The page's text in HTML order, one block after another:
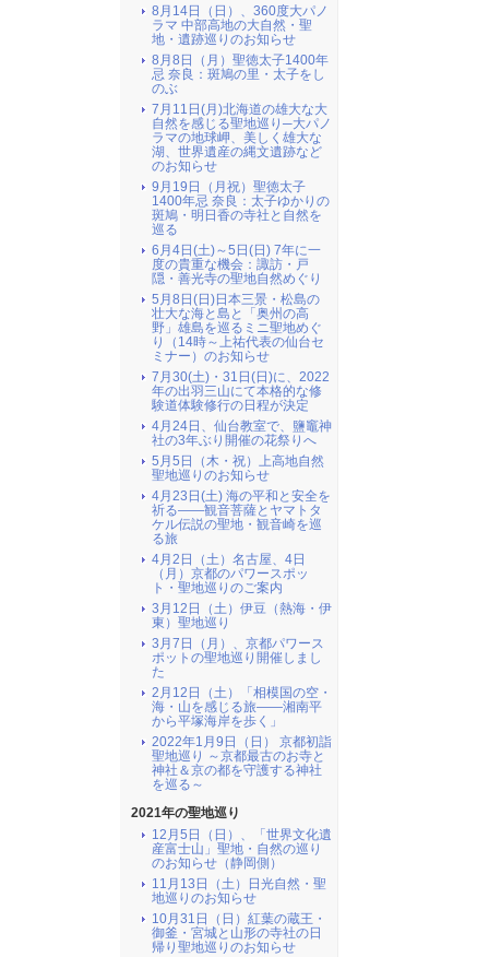
8月14日（日）、360度大パノ
ラマ 中部高地の大自然・聖
地・遺跡巡りのお知らせ
8月8日（月）聖徳太子1400年
忌 奈良：斑鳩の里・太子をし
のぶ
7月11日(月)北海道の雄大な大
自然を感じる聖地巡り─大パノ
ラマの地球岬、美しく雄大な
湖、世界遺産の縄文遺跡など
のお知らせ
9月19日（月祝）聖徳太子
1400年忌 奈良：太子ゆかりの
斑鳩・明日香の寺社と自然を
巡る
6月4日(土)～5日(日) 7年に一
度の貴重な機会：諏訪・戸
隠・善光寺の聖地自然めぐり
5月8日(日)日本三景・松島の
壮大な海と島と「奥州の高
野」雄島を巡るミニ聖地めぐ
り（14時～上祐代表の仙台セ
ミナー）のお知らせ
7月30(土)・31日(日)に、2022
年の出羽三山にて本格的な修
験道体験修行の日程が決定
4月24日、仙台教室で、鹽竈神
社の3年ぶり開催の花祭りへ
5月5日（木・祝）上高地自然
聖地巡りのお知らせ
4月23日(土) 海の平和と安全を
祈る――観音菩薩とヤマトタ
ケル伝説の聖地・観音崎を巡
る旅
4月2日（土）名古屋、4日
（月）京都のパワースポッ
ト・聖地巡りのご案内
3月12日（土）伊豆（熱海・伊
東）聖地巡り
3月7日（月）、京都パワース
ポットの聖地巡り開催しまし
た
2月12日（土）「相模国の空・
海・山を感じる旅――湘南平
から平塚海岸を歩く」
2022年1月9日（日） 京都初詣
聖地巡り ～京都最古のお寺と
神社＆京の都を守護する神社
を巡る～
2021年の聖地巡り
12月5日（日）、「世界文化遺
産富士山」聖地・自然の巡り
のお知らせ（静岡側）
11月13日（土）日光自然・聖
地巡りのお知らせ
10月31日（日）紅葉の蔵王・
御釜・宮城と山形の寺社の日
帰り聖地巡りのお知らせ